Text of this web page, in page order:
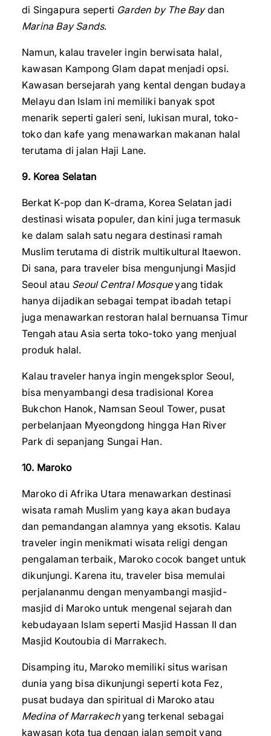
di Singapura seperti Garden by The Baydan
Marina Bay Sands.
Namun, kalau traveler ingin berwisata halal,
kawasan Kampong Glam dapat menjadi opsi.
Kawasan bersejarah yang kental dengan budaya
Melayu dan Islam ini memiliki banyak spot
menarik seperti galeri seni, lukisan mural, toko-
toko dan kafe yang menawarkan makanan halal
terutama di jalan Haji Lane.
9. Korea Selatan
Berkat K-pop dan K-drama, Korea Selatan jadi
destinasi wisata populer, dan kini juga termasuk
ke dalam salah satu negara destinasi ramah
Muslim terutama di distrik multikultural Itaewon.
Di sana, para traveler bisa mengunjungi Masjid
Seoul atau Seoul Central Mosqueyang tidak
hanya dijadikan sebagai tempat ibadah tetapi
juga menawarkan restoran halal bernuansa Timur
Tengah atau Asia serta toko-toko yang menjual
produk halal.
Kalau traveler hanya ingin mengeksplor Seoul,
bisa menyambangi desa tradisional Korea
Bukchon Hanok, Namsan Seoul Tower, pusat
perbelanjaan Myeongdong hingga Han River
Park di sepanjang Sungai Han.
10. Maroko
Maroko di Afrika Utara menawarkan destinasi
wisata ramah Muslim yang kaya akan budaya
dan pemandangan alamnya yang eksotis. Kalau
traveler ingin menikmati wisata religi dengan
pengalaman terbaik, Maroko cocok banget untuk
dikunjungi. Karena itu, traveler bisa memulai
perjalananmu dengan menyambangi masjid-
masjid di Maroko untuk mengenal sejarah dan
kebudayaan Islam seperti Masjid Hassan II dan
Masjid Koutoubia di Marrakech.
Disamping itu, Maroko memiliki situs warisan
dunia yang bisa dikunjungi seperti kota Fez,
pusat budaya dan spiritual di Maroko atau
Medina of Marrakechyang terkenal sebagai
kawasan kota tua dengan jalan sempit yang